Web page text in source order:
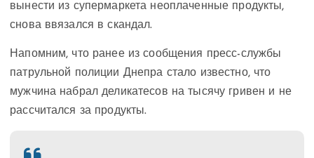
вынести из супермаркета неоплаченные продукты,
снова ввязался в скандал.
Напомним, что ранее из сообщения пресс-службы
патрульной полиции Днепра стало известно, что
мужчина набрал деликатесов на тысячу гривен и не
рассчитался за продукты.